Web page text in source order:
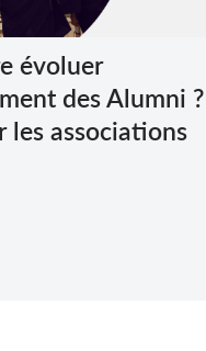
évoluer
des Alumni ?
les associations